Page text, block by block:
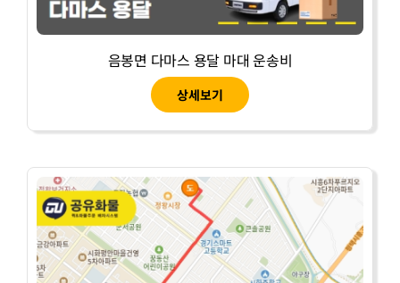
음봉면 다마스 용달 마대 운송비
상세보기